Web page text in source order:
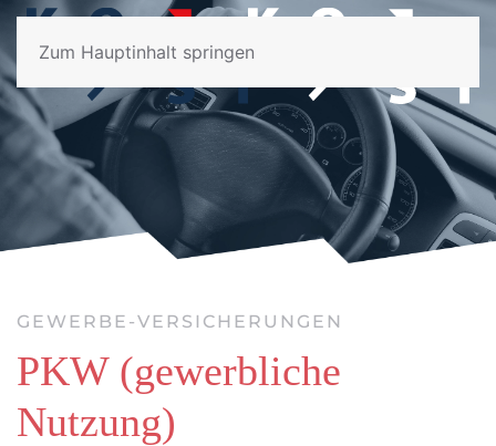
Zum Hauptinhalt springen
GEWERBE-VERSICHERUNGEN
PKW (gewerbliche
Nutzung)